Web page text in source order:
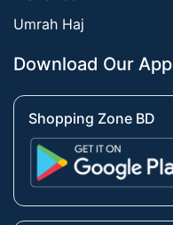
Umrah Haj
Download Our App
Shopping Zone BD